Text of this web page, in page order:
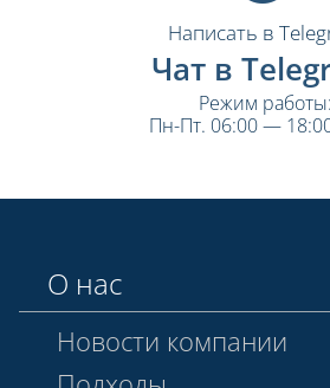
Написать в
Чат в
Режим работы:
Пн-Пт. 06:00 —
О нас
Новости компании